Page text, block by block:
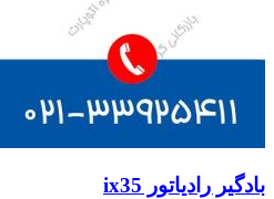
بادگیر رادیاتور ix35